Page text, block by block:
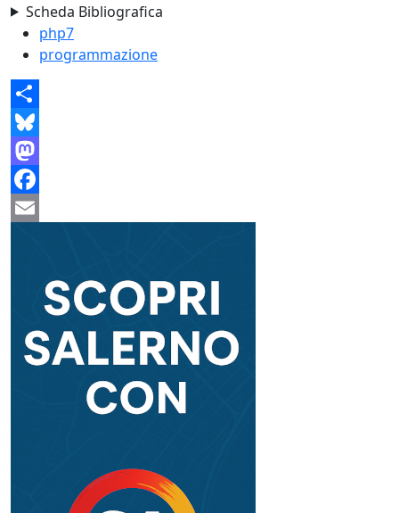
Scheda Bibliografica
php7
programmazione
Share
Bluesky
Mastodon
Facebook